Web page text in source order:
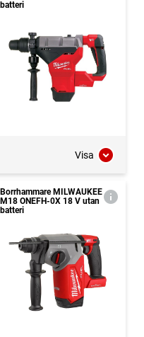
batteri
Visa
Borrhammare MILWAUKEE
M18 ONEFH-0X 18 V utan
batteri